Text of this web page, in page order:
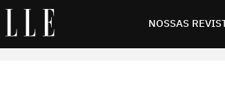
NOSSAS